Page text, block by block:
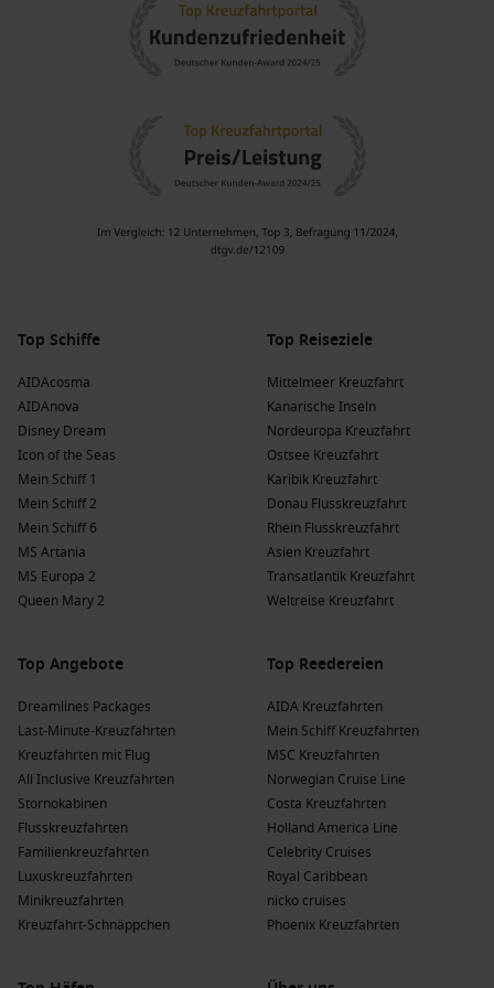
Landesinneren eine Vielfalt an Attraktionen – von
faszinierenden Nationalparks bis zu pulsierenden
beeindruckenden Küstenlinien, dichten Wälder und eine
reiche Tierwelt, die auf jede Kreuzfahrt wartet.
: Kanadas atemberaubende Natur und historischen
Erlebnisse und unerforschte Abenteuer.
Schiffen, von denen 6 Endicott Arm besuchen, darunter
Ruby Princess
Discovery Princess. Diese Reederei ist
bekannt für ihre attraktiven Reiserouten und exzellenten
Service an Bord. Kreuzfahrten setzen häufig von
Francisco
Holland America Line
: Holland America Line verfügt über
eine Flotte von 12 Schiffen, von denen 3 Endicott Arm
ansteuern, darunter
undKoningsdam
Reederei bietet eine Kombination aus Komfort und
kulturellen Erlebnissen sowie eine hervorragende
Vancouver oder
Die Vorteile einer Kreuzfahrt nach Endicott
Arm zu verschiedenen Jahreszeiten
Frühling(März,April
: Die Temperaturen liegen
zwischen 3 °C und 15 °C. Diese Zeit bringt frische,
blühende Landschaften und das Erwachen der Natur, was
ideal für die Tierbeobachtung ist.
Sommer(Juni
: Im Sommer erreichen die
Temperaturen 10 °C bis 22 °C. Diese Monate sind perfekt
für die Erkundung der Natur und Genießen der Aktivitäten
Top Schiffe
AIDAcosma
AIDAnova
Disney Dream
Icon of the Seas
Mein Schiff 1
Mein Schiff 2
Mein Schiff 6
MS Artania
MS Europa 2
Queen Mary 2
Top Reiseziele
Mittelmeer Kreuzfahrt
Kanarische Inseln
Nordeuropa Kreuzfahrt
Ostsee Kreuzfahrt
Karibik Kreuzfahrt
Donau Flusskreuzfahrt
Rhein Flusskreuzfahrt
Asien Kreuzfahrt
Transatlantik Kreuzfahrt
Weltreise Kreuzfahrt
Top Angebote
Dreamlines Packages
Last-Minute-Kreuzfahrten
Kreuzfahrten mit Flug
All Inclusive Kreuzfahrten
Stornokabinen
Flusskreuzfahrten
Familienkreuzfahrten
Luxuskreuzfahrten
Minikreuzfahrten
Kreuzfahrt-Schnäppchen
Top Reedereien
AIDA Kreuzfahrten
Mein Schiff Kreuzfahrten
MSC Kreuzfahrten
Norwegian Cruise Line
Costa Kreuzfahrten
Holland America Line
Celebrity Cruises
Royal Caribbean
nicko cruises
Phoenix Kreuzfahrten